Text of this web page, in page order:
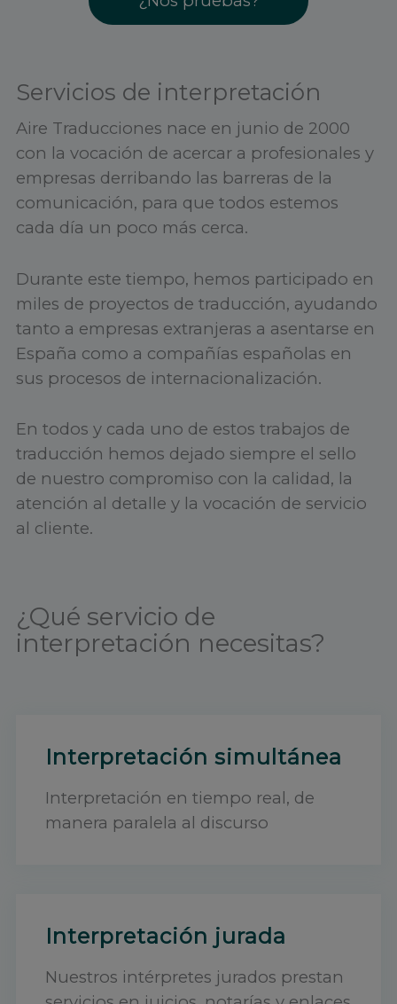
Servicios de interpretación
Aire Traducciones nace en junio de 2000
con la vocación de acercar a profesionales y
empresas derribando las barreras de la
comunicación, para que todos estemos
cada día un poco más cerca.
Durante este tiempo, hemos participado en
miles de proyectos de traducción, ayudando
tanto a empresas extranjeras a asentarse en
España como a compañías españolas en
sus procesos de internacionalización.
En todos y cada uno de estos trabajos de
traducción hemos dejado siempre el sello
de nuestro compromiso con la calidad, la
atención al detalle y la vocación de servicio
al cliente.
¿Qué servicio de
interpretación necesitas?
Interpretación simultánea
Interpretación en tiempo real, de
manera paralela al discurso
Interpretación jurada
Nuestros intérpretes jurados prestan